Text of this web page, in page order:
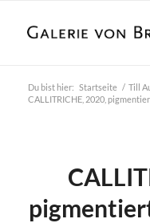
Du bist hier: Startseite / Till
CALLITRICHE, 2020,